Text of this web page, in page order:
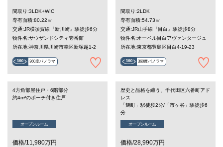
間取り:3LDK+WIC
専有面積:80.22㎡
交通:JR横須賀線『新川崎』駅徒歩6分
物件名:サウザンドシティ壱番館
所在地:神奈川県川崎市幸区新塚越1-2
360度パノラマ
間取り:2LDK
専有面積:54.73㎡
交通:JR山手線『目白』駅徒歩8分
物件名:オーベル目白アヴァンタージュ
所在地:東京都豊島区目白4-19-23
360度パノラマ
4方角部屋住戸・6階部分
約4m²のポーチ付き住戸
オープンルーム
価格/11,980万円
歴史と品格を纏う、千代田区六番町アド
レス
「麹町」駅徒歩2分/「市ヶ谷」駅徒歩6
分
オープンルーム
価格/28,990万円